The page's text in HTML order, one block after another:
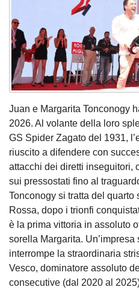
Juan e Margarita Tonconogy
2026. Al volante della loro
GS Spider Zagato del 1931,
riuscito a difendere con
attacchi dei diretti inseguitori,
sui pressostati fino al
Tonconogy si tratta del
Rossa, dopo i trionfi
è la prima vittoria in assoluto
sorella Margarita. Un’impresa
interrompe la straordinaria
Vesco, dominatore assoluto
consecutive (dal 2020 al